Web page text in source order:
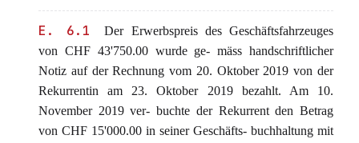
E. 6.1
Der Erwerbspreis des Geschäftsfahrzeuges
von CHF 43'750.00 wurde ge- mäss handschriftlicher
Notiz auf der Rechnung vom 20. Oktober 2019 von der
Rekurrentin am 23. Oktober 2019 bezahlt. Am 10.
November 2019 ver- buchte der Rekurrent den Betrag
von CHF 15'000.00 in seiner Geschäfts- buchhaltung mit